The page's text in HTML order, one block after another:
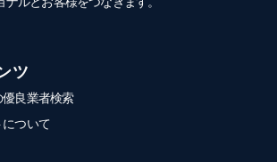
ツ
良業者検索
ついて